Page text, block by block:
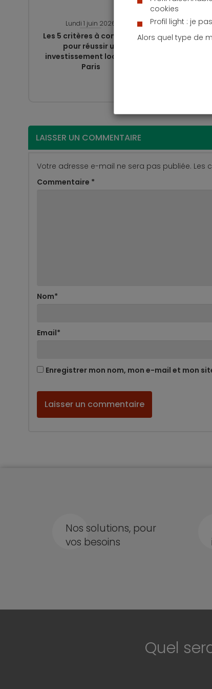
Lundi 1 juin 2026
Les 5 critères à comparer
pour réussir un
investissement locatif à
Paris
Que
LAISSER UN COMMENTAIRE
Votre adresse e-mail ne sera pas publiée. Les
Commentaire *
Nom*
Email*
Enregistrer mon nom, mon e-mail et mon
Nos solutions, pour
vos besoins
Quel
cookies
Profil light : je
Alors quel type de